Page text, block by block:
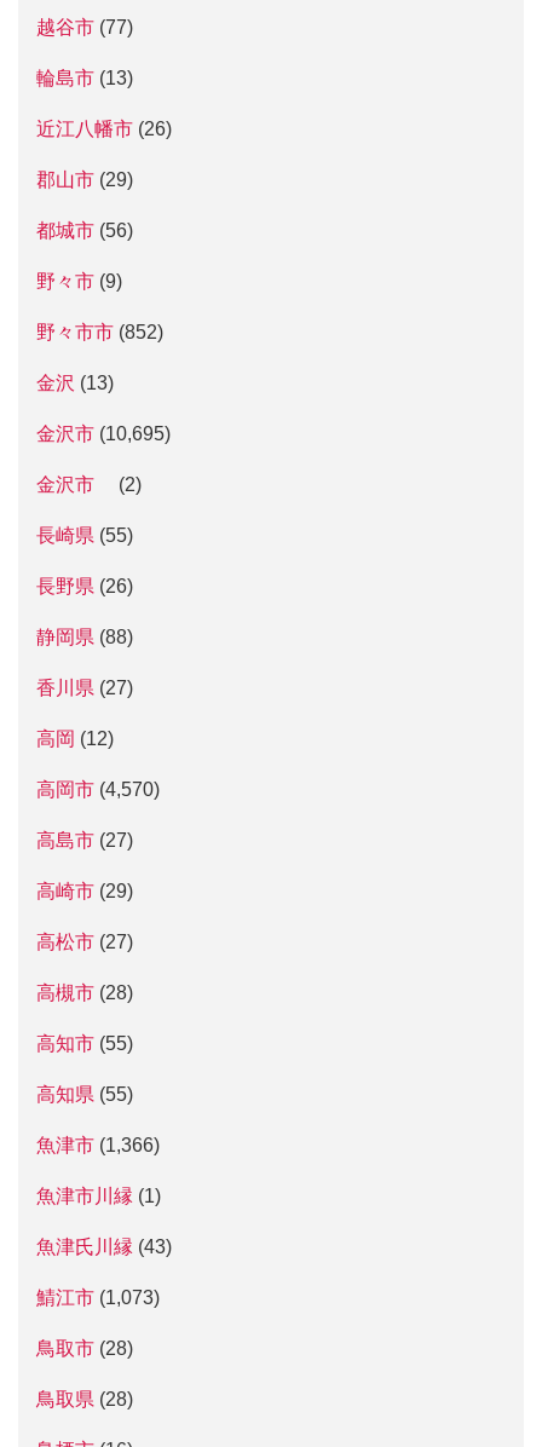
越谷市 (77)
輪島市 (13)
近江八幡市 (26)
郡山市 (29)
都城市 (56)
野々市 (9)
野々市市 (852)
金沢 (13)
金沢市 (10,695)
金沢市 (2)
長崎県 (55)
長野県 (26)
静岡県 (88)
香川県 (27)
高岡 (12)
高岡市 (4,570)
高島市 (27)
高崎市 (29)
高松市 (27)
高槻市 (28)
高知市 (55)
高知県 (55)
魚津市 (1,366)
魚津市川縁 (1)
魚津氏川縁 (43)
鯖江市 (1,073)
鳥取市 (28)
鳥取県 (28)